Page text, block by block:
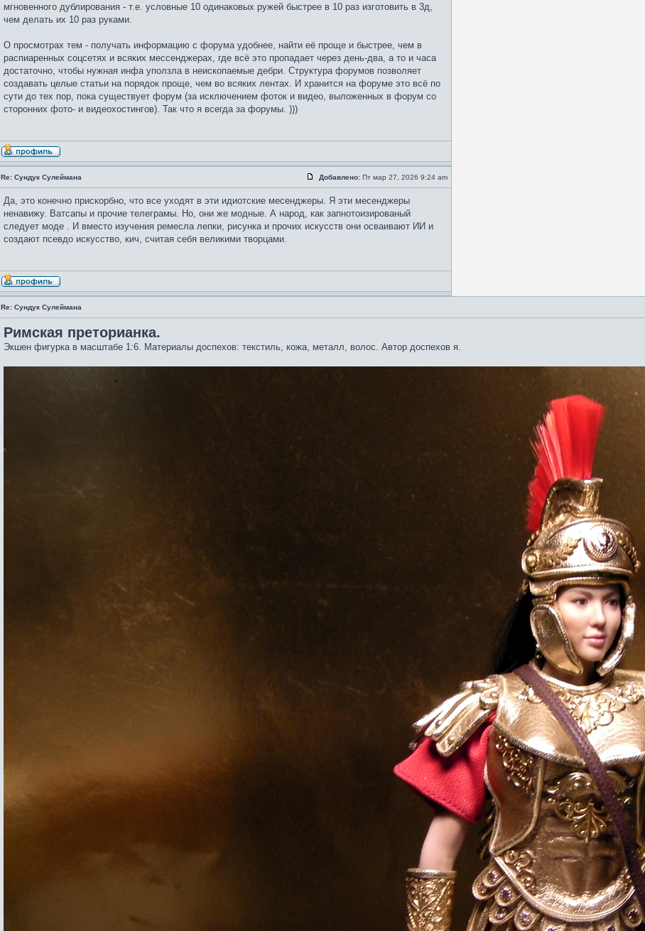
мгновенного дублирования - т.е. условные 10 одинаковых ружей быстрее в 10 раз изготовить в 3д,
чем делать их 10 раз руками.
О просмотрах тем - получать информацию с форума удобнее, найти её проще и быстрее, чем в
распиаренных соцсетях и всяких мессенджерах, где всё это пропадает через день-два, а то и часа
достаточно, чтобы нужная инфа уползла в неископаемые дебри. Структура форумов позволяет
создавать целые статьи на порядок проще, чем во всяких лентах. И хранится на форуме это всё по
сути до тех пор, пока существует форум (за исключением фоток и видео, выложенных в форум со
сторонних фото- и видеохостингов). Так что я всегда за форумы. )))
Re: Сундук Сулеймана Добавлено: Пт мар 27, 2026 9:24 am
Да, это конечно прискорбно, что все уходят в эти идиотские месенджеры. Я эти месенджеры
ненавижу. Ватсапы и прочие телеграмы. Но, они же модные. А народ, как запнотоизированый
следует моде . И вместо изучения ремесла лепки, рисунка и прочих искусств они осваивают ИИ и
создают псевдо искусство, кич, считая себя великими творцами.
Re: Сундук Сулеймана
Римская преторианка.
Экшен фигурка в масштабе 1:6. Материалы доспехов: текстиль, кожа, металл, волос. Автор доспехов я.